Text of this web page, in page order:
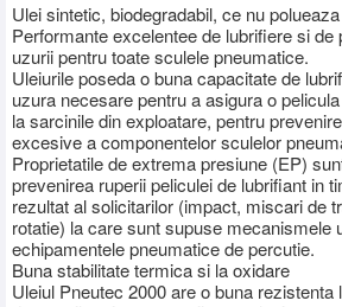
Ulei sintetic, biodegradabil, ce nu
Performante excelentee de lubrifiere si de
uzurii pentru toate sculele pneumatice.
Uleiurile poseda o buna capacitate de
uzura necesare pentru a asigura o
la sarcinile din exploatare, pentru
excesive a componentelor sculelor
Proprietatile de extrema presiune (EP)
prevenirea ruperii peliculei de lubrifiant in
rezultat al solicitarilor (impact, miscari de
rotatie) la care sunt supuse mecanismele
echipamentele pneumatice de percutie.
Buna stabilitate termica si la oxidare
Uleiul Pneutec 2000 are o buna rezistenta